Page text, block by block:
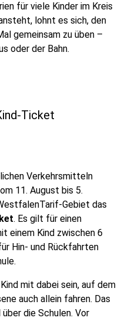
für viele Kinder im Kreis
lohnt es sich, den
gemeinsam zu üben –
oder der Bahn.
Ticket
Verkehrsmitteln
11. August bis 5.
Gebiet das
. Es gilt für einen
einem Kind zwischen 6
Hin- und Rückfahrten
mit dabei sein, auf dem
auch allein fahren. Das
die Schulen. Vor